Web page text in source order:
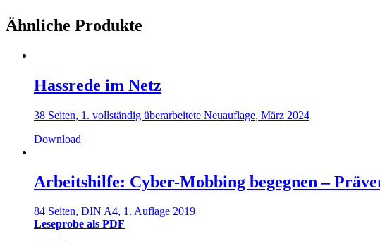
Ähnliche Produkte
Hassrede im Netz
38 Seiten, 1. vollständig überarbeitete Neuauflage, März 2024
Download
Arbeitshilfe: Cyber-Mobbing begegnen –
84 Seiten, DIN A4, 1. Auflage 2019
Leseprobe als PDF